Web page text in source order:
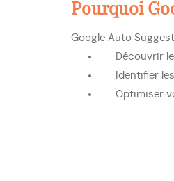
Pourquoi
Google Auto
Découvrir
Identifier
Optimiser